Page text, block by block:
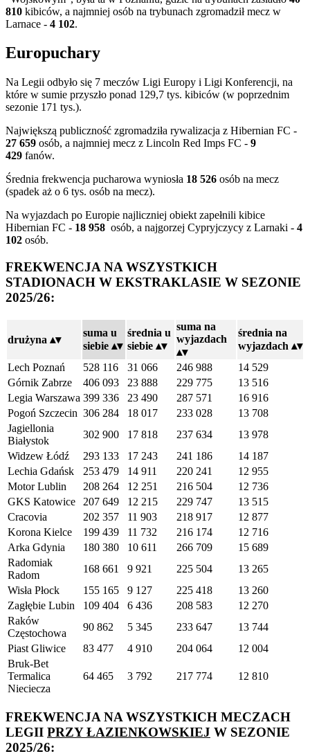
810 kibiców, a najmniej osób na trybunach zgromadził mecz w
Larnace - 4 102.
Europuchary
Na Legii odbyło się 7 meczów Ligi Europy i Ligi Konferencji, na
które w sumie przyszło ponad 129,7 tys. kibiców (w poprzednim
sezonie 171 tys.).
Największą publiczność zgromadziła rywalizacja z Hibernian FC -
27 659 osób, a najmniej mecz z Lincoln Red Imps FC - 9
429 fanów.
Średnia frekwencja pucharowa wyniosła 18 526 osób na mecz
(spadek aż o 6 tys. osób na mecz).
Na wyjazdach po Europie najliczniej obiekt zapełnili kibice
Hibernian FC - 18 958 osób, a najgorzej Cypryjczycy z Larnaki - 4
102 osób.
FREKWENCJA NA WSZYSTKICH
STADIONACH W EKSTRAKLASIE W SEZONIE
2025/26:
drużyna
suma u
siebie
średnia u
siebie
suma na
wyjazdach
średnia na
wyjazdach
Lech Poznań
528 116 31 066 246 988
14 529
Górnik Zabrze
406 093 23 888 229 775
13 516
Legia Warszawa 399 336 23 490 287 571
16 916
Pogoń Szczecin 306 284 18 017 233 028
13 708
Jagiellonia
Białystok
302 900 17 818 237 634
13 978
Widzew Łódź
293 133 17 243 241 186
14 187
Lechia Gdańsk
253 479 14 911 220 241
12 955
Motor Lublin
208 264 12 251 216 504
12 736
GKS Katowice
207 649 12 215 229 747
13 515
Cracovia
202 357 11 903 218 917
12 877
Korona Kielce
199 439 11 732 216 174
12 716
Arka Gdynia
180 380 10 611 266 709
15 689
Radomiak
Radom
168 661 9 921 225 504
13 265
Wisła Płock
155 165 9 127 225 418
13 260
Zagłębie Lubin
109 404 6 436 208 583
12 270
Raków
Częstochowa
90 862 5 345 233 647
13 744
Piast Gliwice
83 477 4 910 204 064
12 004
Bruk-Bet
Termalica
Nieciecza
64 465 3 792 217 774 12 810
FREKWENCJA NA WSZYSTKICH MECZACH
LEGII PRZY ŁAZIENKOWSKIEJ W SEZONIE
2025/26: